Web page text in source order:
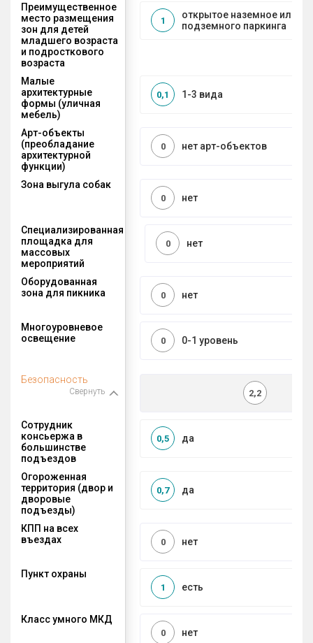
Преимущественное
место размещения
зон для детей
младшего возраста
и подросткового
возраста
открытое наземное или на
подземного паркинга
1
Малые
архитектурные
формы (уличная
мебель)
1-3 вида
0,1
Арт-объекты
(преобладание
архитектурной
функции)
нет арт-объектов
0
Зона выгула собак
нет
0
Специализированная
площадка для
массовых
мероприятий
нет
0
Оборудованная
зона для пикника
нет
0
Многоуровневое
освещение
0-1 уровень
0
Безопасность
Свернуть 2,2
Сотрудник
консьержа в
большинстве
подъездов
да
0,5
Огороженная
территория (двор и
дворовые
подъезды)
да
0,7
КПП на всех
въездах
нет
0
Пункт охраны
есть
1
Класс умного МКД
нет
0